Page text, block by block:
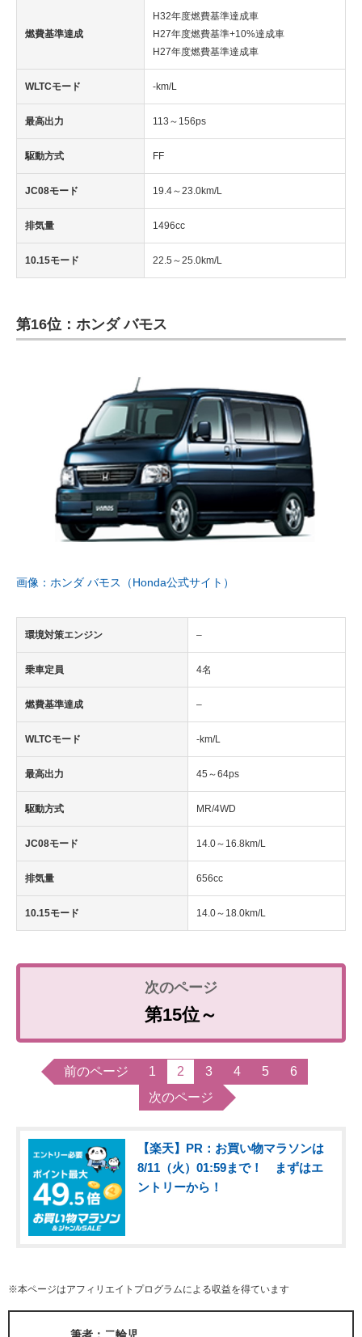
燃費基準達成
H32年度燃費基準達成車
H27年度燃費基準+10%達成車
H27年度燃費基準達成車
WLTCモード -km/L
最高出力 113～156ps
駆動方式 FF
JC08モード 19.4～23.0km/L
排気量 1496cc
10.15モード 22.5～25.0km/L
第16位：ホンダ バモス
画像：ホンダ バモス（Honda公式サイト）
環境対策エンジン –
乗車定員 4名
燃費基準達成 –
WLTCモード -km/L
最高出力 45～64ps
駆動方式 MR/4WD
JC08モード 14.0～16.8km/L
排気量 656cc
10.15モード 14.0～18.0km/L
第15位～
前のページ 1 2 3 4 5
6
次のページ
【楽天】PR：お買い物マラソンは
8/11（火）01:59まで！ まずはエ
ントリーから！
※本ページはアフィリエイトプログラムによる収益を得ています